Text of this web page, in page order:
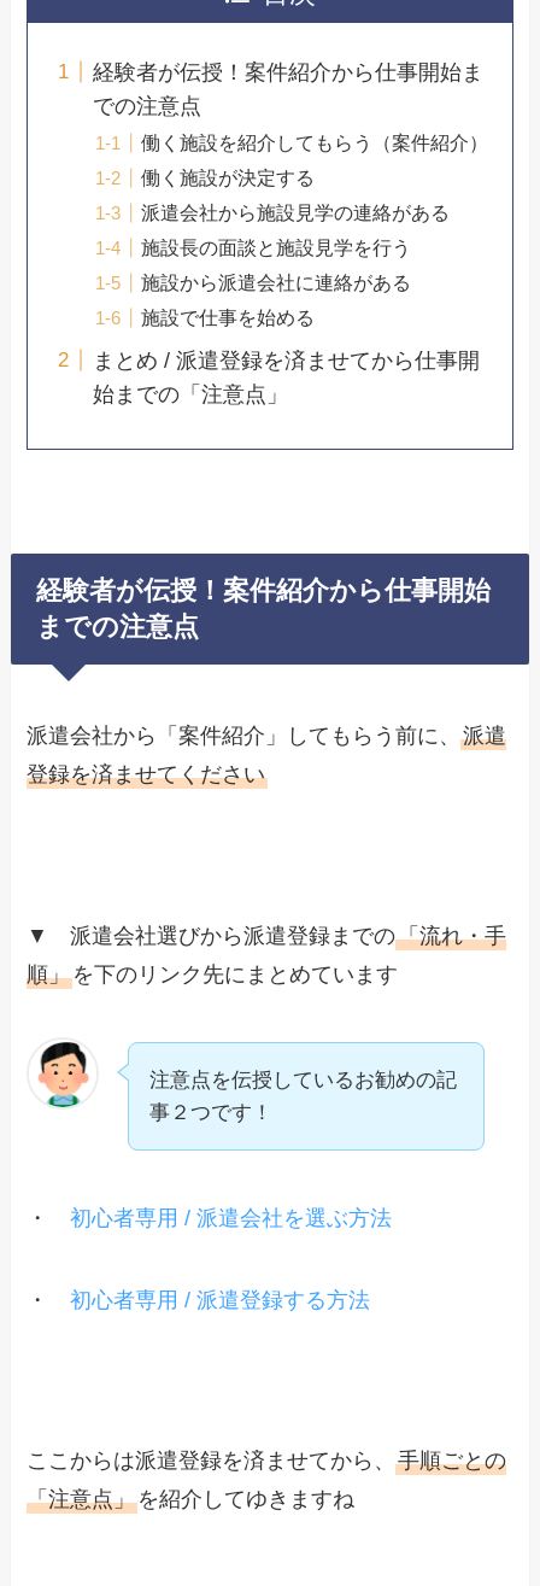
経験者が伝授！案件紹介から仕事開始ま
での注意点
働く施設を紹介してもらう（案件紹介）
働く施設が決定する
派遣会社から施設見学の連絡がある
施設長の面談と施設見学を行う
施設から派遣会社に連絡がある
施設で仕事を始める
まとめ / 派遣登録を済ませてから仕事開
始までの「注意点」
経験者が伝授！案件紹介から仕事開始
までの注意点
派遣会社から「案件紹介」してもらう前に、派遣
登録を済ませてください
▼ 派遣会社選びから派遣登録までの「流れ・手
順」を下のリンク先にまとめています
注意点を伝授しているお勧めの記
事２つです！
・初心者専用 / 派遣会社を選ぶ方法
・初心者専用 / 派遣登録する方法
ここからは派遣登録を済ませてから、手順ごとの
「注意点」を紹介してゆきますね